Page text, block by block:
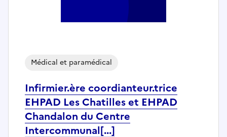
Infirmier.ère coordianteur.trice
EHPAD Les Chatilles et EHPAD
Chandalon du Centre
Intercommunal[...]
Médical et paramédical